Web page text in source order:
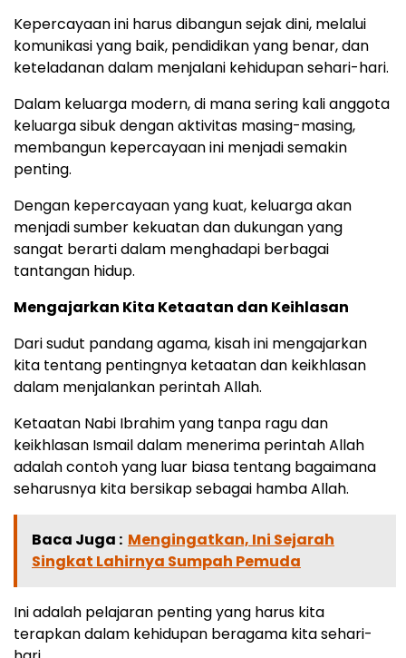
Kepercayaan ini harus dibangun sejak dini, melalui
komunikasi yang baik, pendidikan yang benar, dan
keteladanan dalam menjalani kehidupan sehari-hari.
Dalam keluarga modern, di mana sering kali anggota
keluarga sibuk dengan aktivitas masing-masing,
membangun kepercayaan ini menjadi semakin
penting.
Dengan kepercayaan yang kuat, keluarga akan
menjadi sumber kekuatan dan dukungan yang
sangat berarti dalam menghadapi berbagai
tantangan hidup.
Mengajarkan Kita Ketaatan dan Keihlasan
Dari sudut pandang agama, kisah ini mengajarkan
kita tentang pentingnya ketaatan dan keikhlasan
dalam menjalankan perintah Allah.
Ketaatan Nabi Ibrahim yang tanpa ragu dan
keikhlasan Ismail dalam menerima perintah Allah
adalah contoh yang luar biasa tentang bagaimana
seharusnya kita bersikap sebagai hamba Allah.
Baca Juga : Mengingatkan, Ini Sejarah
Singkat Lahirnya Sumpah Pemuda
Ini adalah pelajaran penting yang harus kita
terapkan dalam kehidupan beragama kita sehari-